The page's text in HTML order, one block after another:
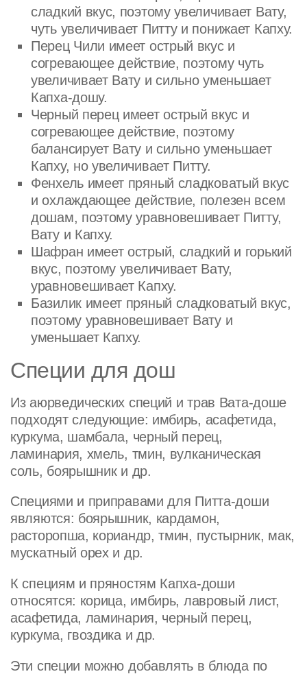
сладкий вкус, поэтому увеличивает Вату,
чуть увеличивает Питту и понижает Капху.
Перец Чили имеет острый вкус и
согревающее действие, поэтому чуть
увеличивает Вату и сильно уменьшает
Капха-дошу.
Черный перец имеет острый вкус и
согревающее действие, поэтому
балансирует Вату и сильно уменьшает
Капху, но увеличивает Питту.
Фенхель имеет пряный сладковатый вкус
и охлаждающее действие, полезен всем
дошам, поэтому уравновешивает Питту,
Вату и Капху.
Шафран имеет острый, сладкий и горький
вкус, поэтому увеличивает Вату,
уравновешивает Капху.
Базилик имеет пряный сладковатый вкус,
поэтому уравновешивает Вату и
уменьшает Капху.
Специи для дош
Из аюрведических специй и трав Вата-доше
подходят следующие: имбирь, асафетида,
куркума, шамбала, черный перец,
ламинария, хмель, тмин, вулканическая
соль, боярышник и др.
Специями и приправами для Питта-доши
являются: боярышник, кардамон,
расторопша, кориандр, тмин, пустырник, мак,
мускатный орех и др.
К специям и пряностям Капха-доши
относятся: корица, имбирь, лавровый лист,
асафетида, ламинария, черный перец,
куркума, гвоздика и др.
Эти специи можно добавлять в блюда по